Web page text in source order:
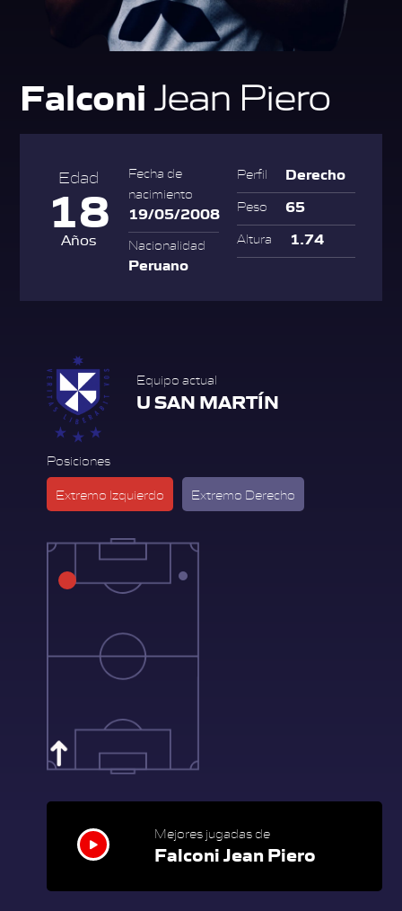
Falconi Jean Piero
Edad
18
Años
Fecha de
nacimiento
19/05/2008
Nacionalidad
Peruano
Perfil Derecho
Peso 65
Altura 1.74
Equipo actual
U SAN MARTÍN
Posiciones
Extremo Izquierdo Extremo Derecho
Mejores jugadas de
Falconi Jean Piero